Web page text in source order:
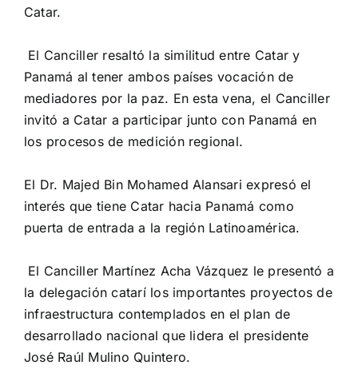
Catar.
El Canciller resaltó la similitud entre Catar y
Panamá al tener ambos países vocación de
mediadores por la paz. En esta vena, el Canciller
invitó a Catar a participar junto con Panamá en
los procesos de medición regional.
El Dr. Majed Bin Mohamed Alansari expresó el
interés que tiene Catar hacia Panamá como
puerta de entrada a la región Latinoamérica.
El Canciller Martínez Acha Vázquez le presentó a
la delegación catarí los importantes proyectos de
infraestructura contemplados en el plan de
desarrollado nacional que lidera el presidente
José Raúl Mulino Quintero.